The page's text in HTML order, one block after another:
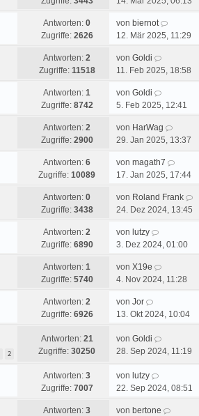
Antworten: 0
Zugriffe: 2626
von biernot
12. Mär 2025, 11:29
Antworten: 2
Zugriffe: 11518
von Goldi
11. Feb 2025, 18:58
Antworten: 1
Zugriffe: 8742
von Goldi
5. Feb 2025, 12:41
Antworten: 2
Zugriffe: 2900
von HarWag
29. Jan 2025, 13:37
Antworten: 6
Zugriffe: 10089
von magath7
17. Jan 2025, 17:44
Antworten: 0
Zugriffe: 3438
von Roland Frank
24. Dez 2024, 13:45
Antworten: 2
Zugriffe: 6890
von lutzy
3. Dez 2024, 01:00
Antworten: 1
Zugriffe: 5740
von X19e
4. Nov 2024, 11:28
Antworten: 2
Zugriffe: 6926
von Jor
13. Okt 2024, 10:04
2
Antworten: 21
Zugriffe: 30250
von Goldi
28. Sep 2024, 11:19
Antworten: 3
Zugriffe: 7007
von lutzy
22. Sep 2024, 08:51
Antworten: 3
von bertone